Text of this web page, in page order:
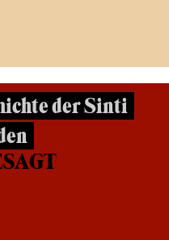
der Sinti